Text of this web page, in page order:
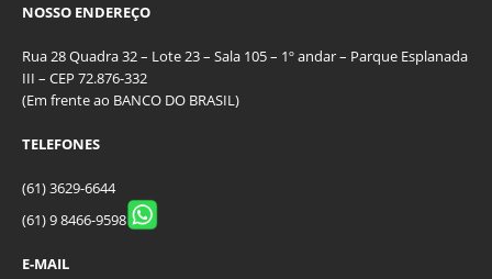
NOSSO ENDEREÇO
Rua 28 Quadra 32 – Lote 23 – Sala 105 – 1º andar – Parque Esplanada
III – CEP 72.876-332
(Em frente ao BANCO DO BRASIL)
TELEFONES
(61) 3629-6644
(61) 9 8466-9598
E-MAIL